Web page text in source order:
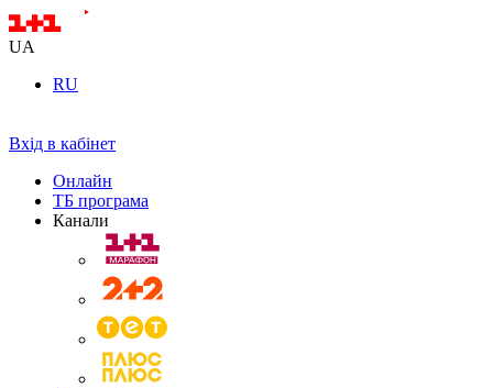
UA
RU
Вхід в кабінет
Онлайн
ТБ програма
Канали